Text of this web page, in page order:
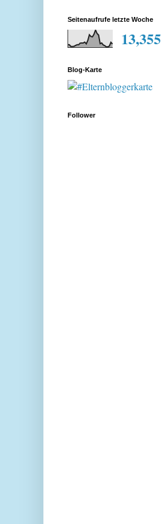
Seitenaufrufe letzte Woche
13,355
Blog-Karte
Follower